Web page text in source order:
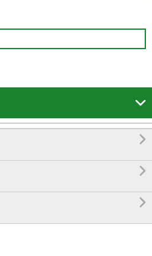



